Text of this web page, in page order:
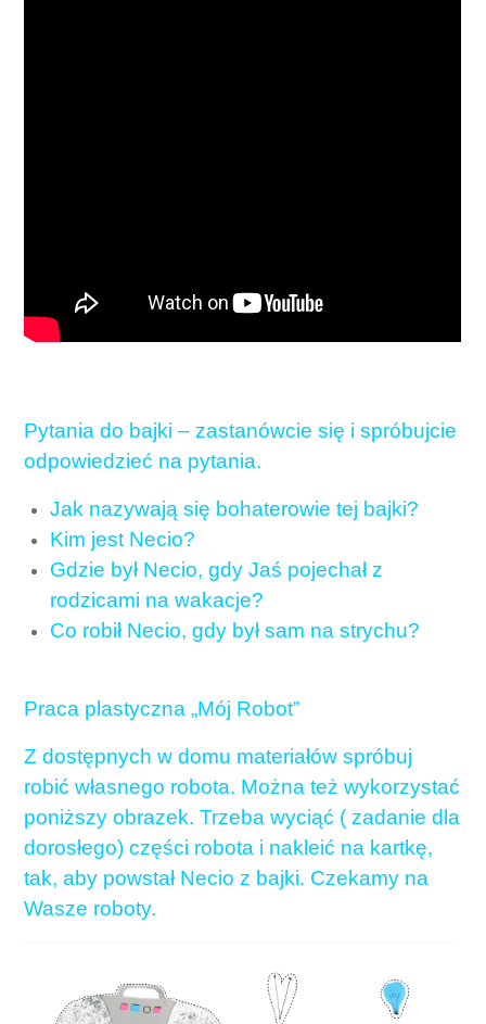
Pytania do bajki – zastanówcie się i spróbujcie
odpowiedzieć na pytania.
Jak nazywają się bohaterowie tej bajki?
Kim jest Necio?
Gdzie był Necio, gdy Jaś pojechał z
rodzicami na wakacje?
Co robił Necio, gdy był sam na strychu?
Praca plastyczna „Mój Robot”
Z dostępnych w domu materiałów spróbuj
robić własnego robota. Można też wykorzystać
poniższy obrazek. Trzeba wyciąć ( zadanie dla
dorosłego) części robota i nakleić na kartkę,
tak, aby powstał Necio z bajki. Czekamy na
Wasze roboty.